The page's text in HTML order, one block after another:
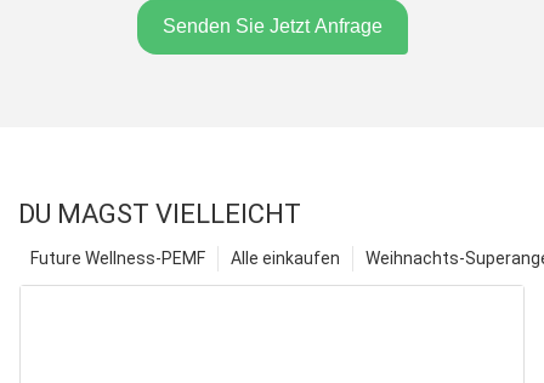
Senden Sie Jetzt Anfrage
DU MAGST VIELLEICHT
Weihnachts-
Alle einkaufen
Future Wellness-PEMF